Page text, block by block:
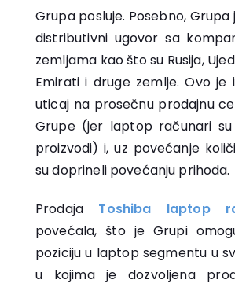
Grupa posluje. Posebno,
distributivni ugovor sa
zemljama kao što su Rusija,
Emirati i druge zemlje. Ovo je
uticaj na prosečnu prodajnu
Grupe (jer laptop računari su
proizvodi) i, uz povećanje
su doprineli povećanju prihoda.
Prodaja Toshiba laptop
povećala, što je Grupi
poziciju u laptop segmentu u
u kojima je dozvoljena